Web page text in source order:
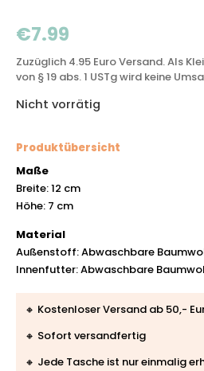
€7.99
Zuzüglich 4.95 Euro Versand. Als
von § 19 abs. 1 USTg wird keine
Nicht vorrätig
Produktübersicht
Maße
Breite: 12 cm
Höhe: 7 cm
Material
Außenstoff: Abwaschbare
Innenfutter: Abwaschbare
🔸 Kostenloser Versand ab 50,-
🔸 Sofort versandfertig
🔸 Jede Tasche ist nur einmalig